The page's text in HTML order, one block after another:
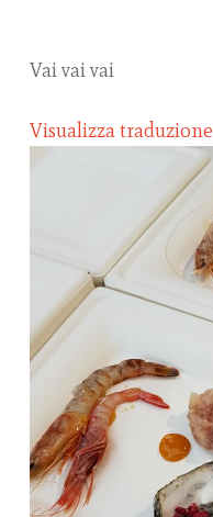
Vai vai vai
Visualizza traduzione